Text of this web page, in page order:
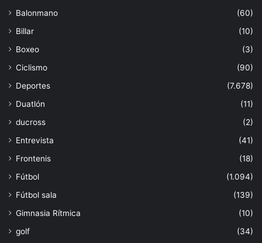
Balonmano
(60)
Billar
(10)
Boxeo
(3)
Ciclismo
(90)
Deportes
(7.678)
Duatlón
(11)
ducross
(2)
Entrevista
(41)
Frontenis
(18)
Fútbol
(1.094)
Fútbol sala
(139)
Gimnasia Rítmica
(10)
golf
(34)